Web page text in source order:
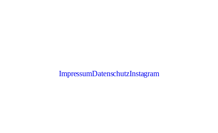
ImpressumDatenschutzInstagram